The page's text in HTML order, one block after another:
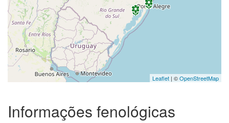
Leaflet | ©OpenStreetMap
Informações fenológicas